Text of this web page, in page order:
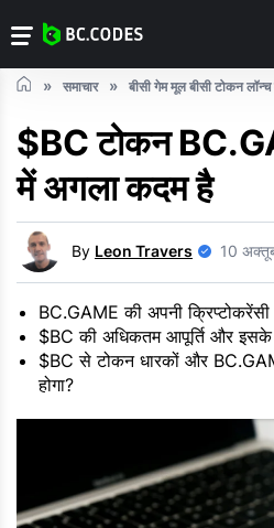
समाचार बीसी गेम मूल बीसी टोकन
$BC टोकन
में अगला कदम है
By Leon Travers 10
BC.GAME की अपनी
$BC की अधिकतम आपूर्ति और इसके
$BC से टोकन धारकों और
होगा?